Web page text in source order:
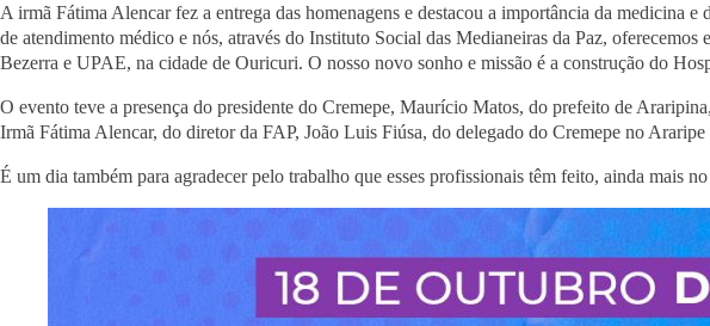
A irmã Fátima Alencar fez a entrega das homenagens e destacou a importância da medicina
de atendimento médico e nós, através do Instituto Social das Medianeiras da Paz,
Bezerra e UPAE, na cidade de Ouricuri. O nosso novo sonho e missão é a construção do
O evento teve a presença do presidente do Cremepe, Maurício Matos, do prefeito de
Irmã Fátima Alencar, do diretor da FAP, João Luis Fiúsa, do delegado do Cremepe no
É um dia também para agradecer pelo trabalho que esses profissionais têm feito, ainda mais